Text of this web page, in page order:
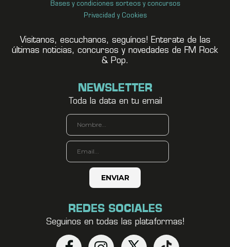
Bases y condiciones sorteos y concursos
Privacidad y Cookies
Visitanos, escuchanos, seguínos! Enterate de las
últimas noticias, concursos y novedades de FM Rock
& Pop.
NEWSLETTER
Toda la data en tu email
REDES SOCIALES
Seguinos en todas las plataformas!